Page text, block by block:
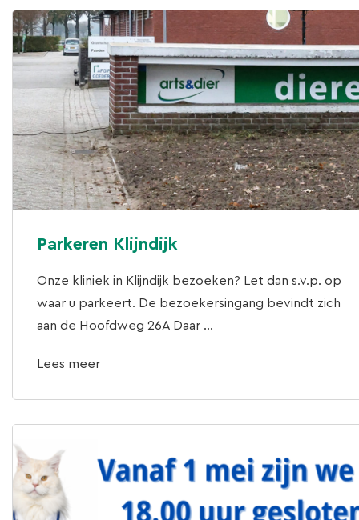
Parkeren Klijndijk
Onze kliniek in Klijndijk bezoeken? Let dan s.v.p. op
waar u parkeert. De bezoekersingang bevindt zich
aan de Hoofdweg 26A Daar ...
Lees meer